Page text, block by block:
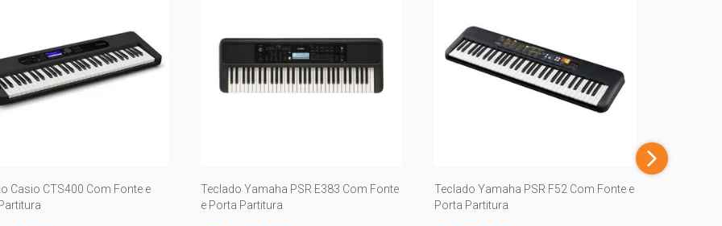
Casio CTS400 Com Fonte e
Teclado Yamaha PSR E383 Com Fonte
e Porta Partitura
Teclado Yamaha PSR F52 Com Fonte e
Porta Partitura